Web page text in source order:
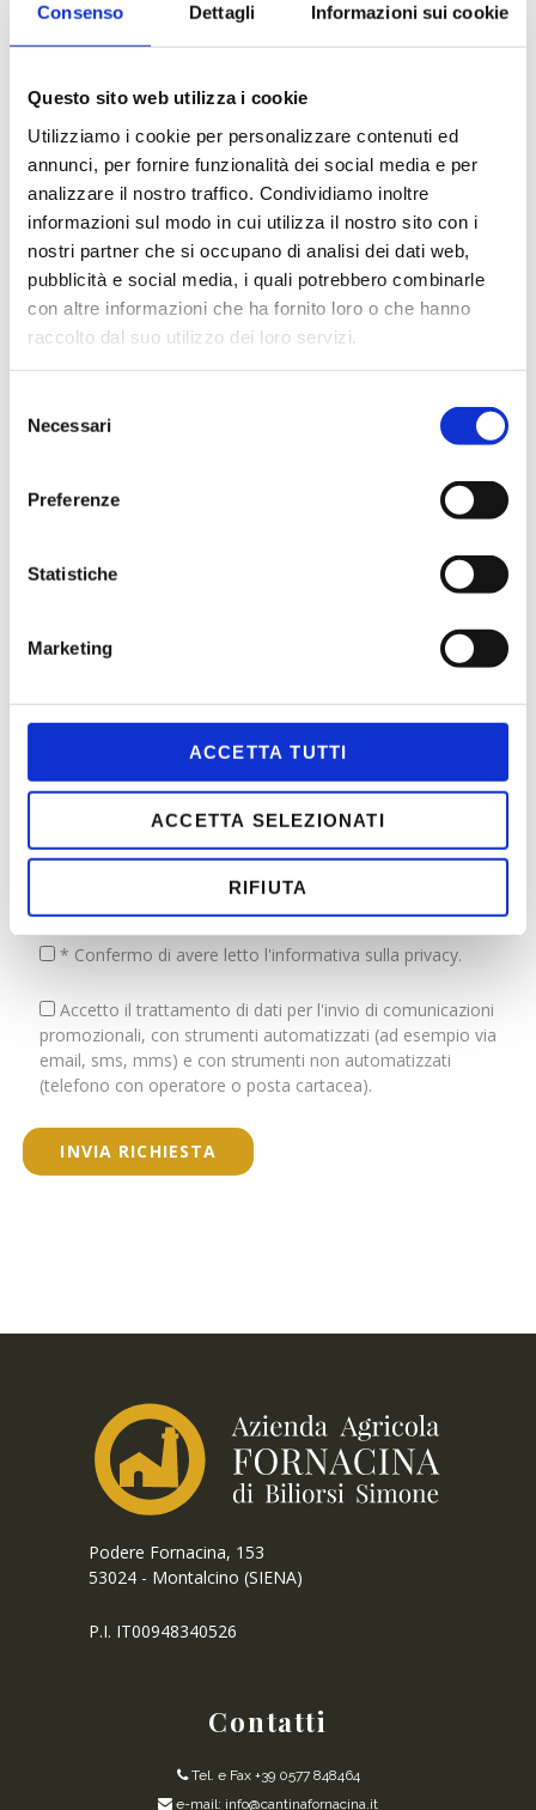
Consenso Dettagli Informazioni sui cookie
Questo sito web utilizza i cookie
Utilizziamo i cookie per personalizzare contenuti ed
annunci, per fornire funzionalità dei social media e per
analizzare il nostro traffico. Condividiamo inoltre
informazioni sul modo in cui utilizza il nostro sito con i
nostri partner che si occupano di analisi dei dati web,
pubblicità e social media, i quali potrebbero combinarle
con altre informazioni che ha fornito loro o che hanno
raccolto dal suo utilizzo dei loro servizi.
delNecessari
Preferenze
Statistiche
Marketing
ACCETTA TUTTI
ACCETTA SELEZIONATI
RIFIUTA
Azienda Agricola Fornacina con sede legale in Podere
Fornacina 153 – 53024 Montalcino (SI), P. I. IT00948340526, in
qualità di titolare del presente trattamento, informa gli
interessati che i loro dati personali, così come inseriti, verranno
trattati secondo quanto specificato nella privacy policy di
questo sito, quale informativa resa ai sensi del Regolamento
(Leggi informativa privacy»)
* Confermo di avere letto l'informativa sulla privacy.
Accetto il trattamento di dati per l'invio di comunicazioni
promozionali, con strumenti automatizzati (ad esempio via
email, sms, mms) e con strumenti non automatizzati
(telefono con operatore o posta cartacea).
Podere Fornacina, 153
53024 - Montalcino (SIENA)
P.I. IT00948340526
Contatti
Tel. e Fax +39 0577 848464
e-mail: info@cantinafornacina.it